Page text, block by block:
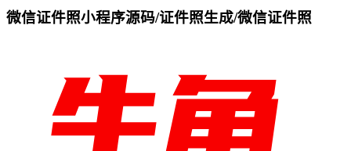
微信证件照小程序源码/证件照生成/微信证件照